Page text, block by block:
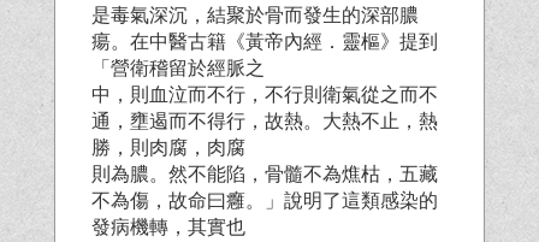
是毒氣深沉，結聚於骨而發生的深部膿
瘍。在中醫古籍《黃帝內經．靈樞》提到
「營衛稽留於經脈之
中，則血泣而不行，不行則衛氣從之而不
通，壅遏而不得行，故熱。大熱不止，熱
勝，則肉腐，肉腐
則為膿。然不能陷，骨髓不為燋枯，五藏
不為傷，故命曰癰。」說明了這類感染的
發病機轉，其實也